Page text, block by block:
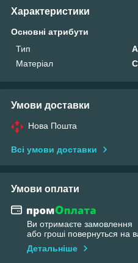
Характеристики
Основні атрибути
Тип
Матеріал
Умови доставки
Нова Пошта
Всі умови доставки
Умови оплати
Ви отримаєте замовлення
або гроші повернуться на
Детальніше